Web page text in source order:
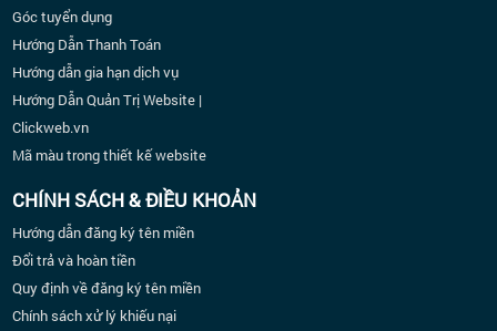
Góc tuyển dụng
Hướng Dẫn Thanh Toán
Hướng dẫn gia hạn dịch vụ
Hướng Dẫn Quản Trị Website |
Clickweb.vn
Mã màu trong thiết kế website
CHÍNH SÁCH & ĐIỀU KHOẢN
Hướng dẫn đăng ký tên miền
Đổi trả và hoàn tiền
Quy định về đăng ký tên miền
Chính sách xử lý khiếu nại